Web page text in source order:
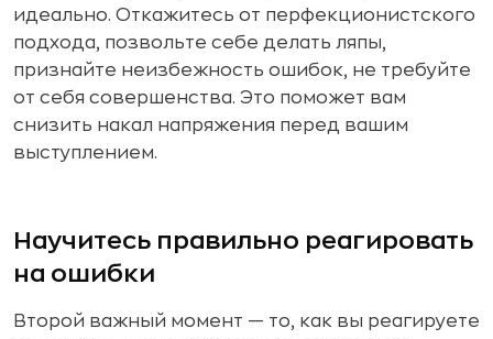
идеально. Откажитесь от перфекционистского
подхода, позвольте себе делать ляпы,
признайте неизбежность ошибок, не требуйте
от себя совершенства. Это поможет вам
снизить накал напряжения перед вашим
выступлением.
Научитесь правильно реагировать
на ошибки
Второй важный момент — то, как вы реагируете